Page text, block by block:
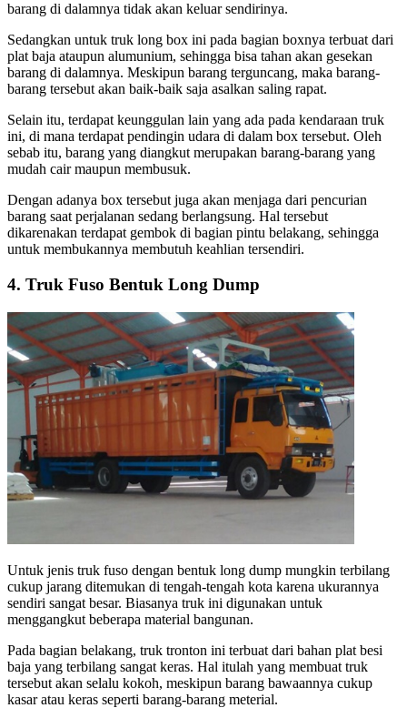
barang di dalamnya tidak akan keluar sendirinya.
Sedangkan untuk truk long box ini pada bagian boxnya terbuat dari
plat baja ataupun alumunium, sehingga bisa tahan akan gesekan
barang di dalamnya. Meskipun barang terguncang, maka barang-
barang tersebut akan baik-baik saja asalkan saling rapat.
Selain itu, terdapat keunggulan lain yang ada pada kendaraan truk
ini, di mana terdapat pendingin udara di dalam box tersebut. Oleh
sebab itu, barang yang diangkut merupakan barang-barang yang
mudah cair maupun membusuk.
Dengan adanya box tersebut juga akan menjaga dari pencurian
barang saat perjalanan sedang berlangsung. Hal tersebut
dikarenakan terdapat gembok di bagian pintu belakang, sehingga
untuk membukannya membutuh keahlian tersendiri.
4. Truk Fuso Bentuk Long Dump
Untuk jenis truk fuso dengan bentuk long dump mungkin terbilang
cukup jarang ditemukan di tengah-tengah kota karena ukurannya
sendiri sangat besar. Biasanya truk ini digunakan untuk
menggangkut beberapa material bangunan.
Pada bagian belakang, truk tronton ini terbuat dari bahan plat besi
baja yang terbilang sangat keras. Hal itulah yang membuat truk
tersebut akan selalu kokoh, meskipun barang bawaannya cukup
kasar atau keras seperti barang-barang meterial.